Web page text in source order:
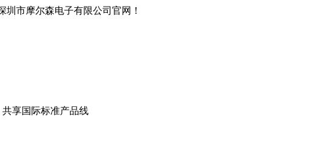
圳市摩尔森电子有限公司官网！
共享国际标准产品线